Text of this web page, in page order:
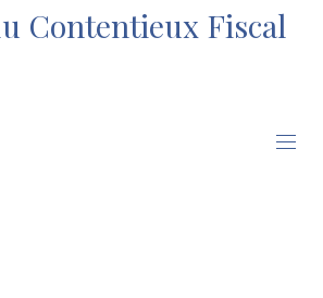
Contentieux Fiscal